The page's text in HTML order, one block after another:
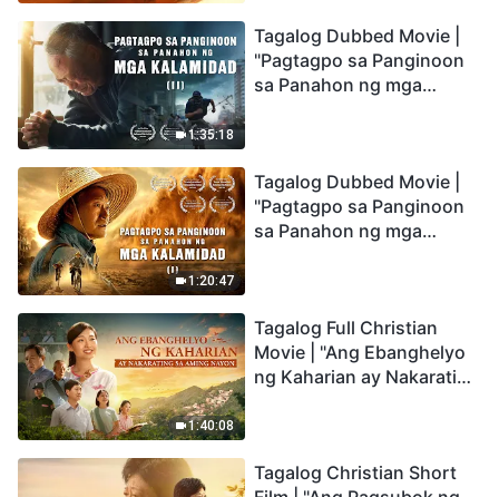
1:35:18
Tagalog Dubbed Movie |
"Pagtagpo sa Panginoon
sa Panahon ng mga
Tayo Makakapasok sa
Kaharian ng Diyos?
1:20:47
Tagalog Dubbed Movie |
"Pagtagpo sa Panginoon
sa Panahon ng mga
Sangkatauhan?
1:40:08
Tagalog Full Christian
Movie | "Ang Ebanghelyo
ng Kaharian ay Nakarating
Tagalog Christian Short